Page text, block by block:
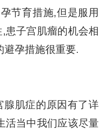
节育措施,但是服用
患子宫肌瘤的机会相
避孕措施很重要.
肌症的原因有了详
活当中我们应该尽量